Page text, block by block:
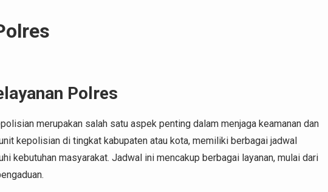
Polres
merupakan salah satu aspek penting dalam menjaga keamanan dan
kepolisian di tingkat kabupaten atau kota, memiliki berbagai jadwal
kebutuhan masyarakat. Jadwal ini mencakup berbagai layanan, mulai dari